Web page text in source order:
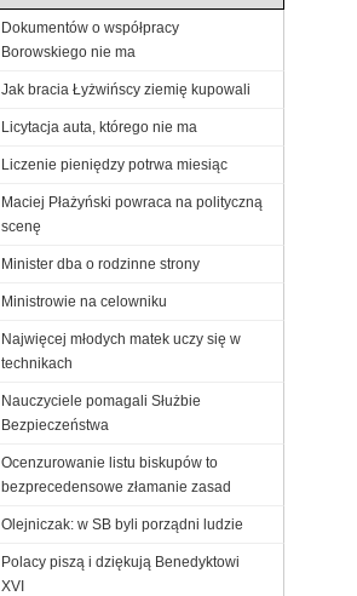
Dokumentów o współpracy
Borowskiego nie ma
Jak bracia Łyżwińscy ziemię kupowali
Licytacja auta, którego nie ma
Liczenie pieniędzy potrwa miesiąc
Maciej Płażyński powraca na polityczną
scenę
Minister dba o rodzinne strony
Ministrowie na celowniku
Najwięcej młodych matek uczy się w
technikach
Nauczyciele pomagali Służbie
Bezpieczeństwa
Ocenzurowanie listu biskupów to
bezprecedensowe złamanie zasad
Olejniczak: w SB byli porządni ludzie
Polacy piszą i dziękują Benedyktowi
XVI